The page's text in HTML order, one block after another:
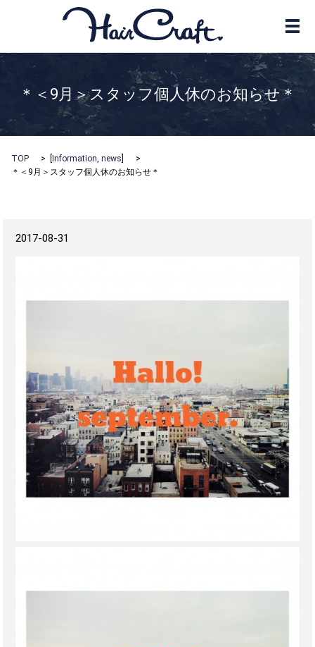
メ
＊＜9月＞スタッフ個人休のお知らせ＊
TOP Information,news
＊＜9月＞スタッフ個人休のお知らせ＊
2017-08-31